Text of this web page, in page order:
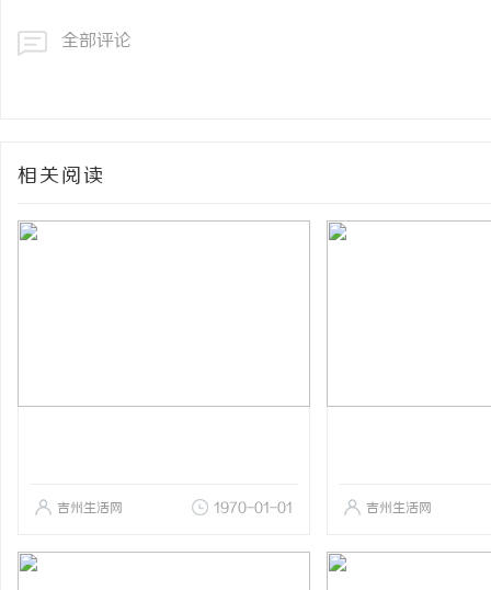
全部评论
相关阅读
吉州生活网 1970-01-01 吉州生活网